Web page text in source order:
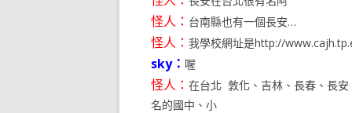
怪人： 台南縣也有一個長安…
怪人： 我學校網址是http://
sky： 喔
怪人： 在台北 敦化、吉林、長春、長
名的國中、小